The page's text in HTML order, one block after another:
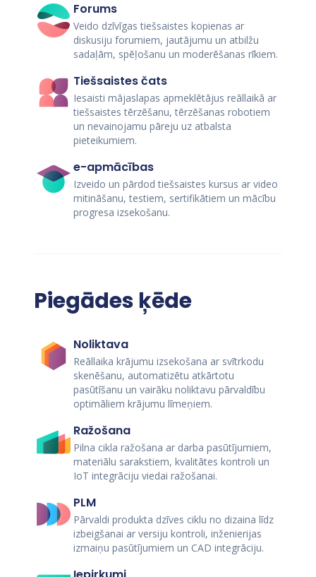
Forums
Veido dzīvīgas tiešsaistes kopienas ar
diskusiju forumiem, jautājumu un atbilžu
sadaļām, spēļošanu un moderēšanas rīkiem.
Tiešsaistes čats
Iesaisti mājaslapas apmeklētājus reāllaikā ar
tiešsaistes tērzēšanu, tērzēšanas robotiem
un nevainojamu pāreju uz atbalsta
pieteikumiem.
e-apmācības
Izveido un pārdod tiešsaistes kursus ar video
mitināšanu, testiem, sertifikātiem un mācību
progresa izsekošanu.
Piegādes ķēde
Noliktava
Reāllaika krājumu izsekošana ar svītrkodu
skenēšanu, automatizētu atkārtotu
pasūtīšanu un vairāku noliktavu pārvaldību
optimāliem krājumu līmeņiem.
Ražošana
Pilna cikla ražošana ar darba pasūtījumiem,
materiālu sarakstiem, kvalitātes kontroli un
IoT integrāciju viedai ražošanai.
PLM
Pārvaldi produkta dzīves ciklu no dizaina līdz
izbeigšanai ar versiju kontroli, inženierijas
izmaiņu pasūtījumiem un CAD integrāciju.